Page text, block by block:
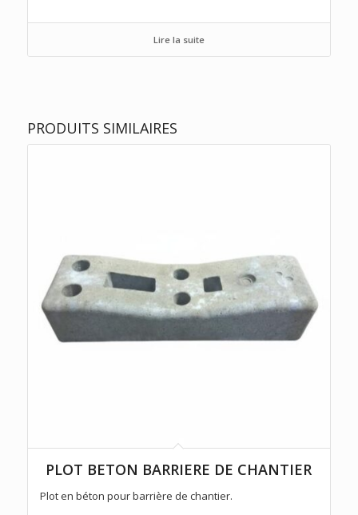
Lire la suite
PRODUITS SIMILAIRES
PLOT BETON BARRIERE DE CHANTIER
Plot en béton pour barrière de chantier.